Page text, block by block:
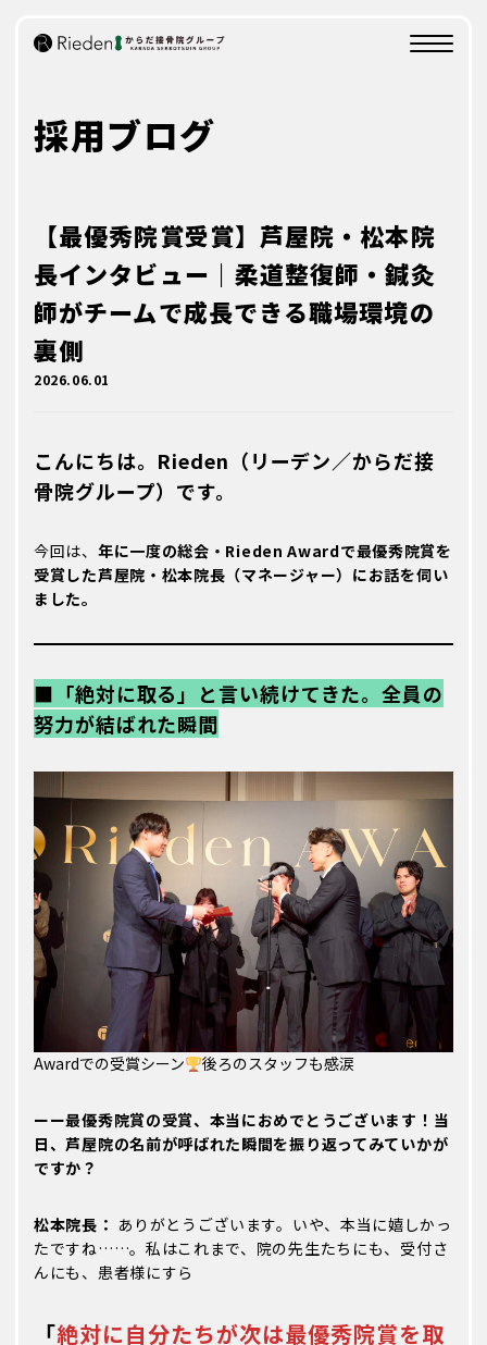
創業の想い
業務内容
SHIGOTO
研修制度/評価制度
評価制度
INTERVIEW
トレーナー
福利厚生/数字で知るKARADA
WELFARE/DATA
福利厚生
数字で知るKARADA
性格診断
WCIY?
院見学について
KARADA TOUR
エントリー方法
募集要項/エントリー
RECRUIT
新卒採用
経験者採用
アルバイト
採用ブログ
KARADA BLOG
採用ブログ
【最優秀院賞受賞】芦屋院・松本院
長インタビュー｜柔道整復師・鍼灸
師がチームで成長できる職場環境の
裏側
2026.06.01
こんにちは。Rieden（リーデン／からだ接
骨院グループ）です。
今回は、 年に一度の総会・Rieden Awardで最優秀院賞を
受賞した芦屋院・松本院長（マネージャー）にお話を伺い
ました。
■「絶対に取る」と言い続けてきた。全員の
努力が結ばれた瞬間
Awardでの受賞シーン 後ろのスタッフも感涙
ーー最優秀院賞の受賞、本当におめでとうございます！当
日、芦屋院の名前が呼ばれた瞬間を振り返ってみていかが
ですか？
松本院長： ありがとうございます。いや、本当に嬉しかっ
たですね……。私はこれまで、院の先生たちにも、受付さ
んにも、患者様にすら
「絶対に自分たちが次は最優秀院賞を取